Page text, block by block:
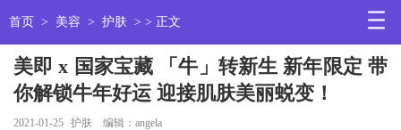
首页 > 美容 > 护肤 > > 正文
美即 x 国家宝藏 「牛」转新生 新年限定 带
你解锁牛年好运 迎接肌肤美丽蜕变！
2021-01-25 护肤 编辑：angela